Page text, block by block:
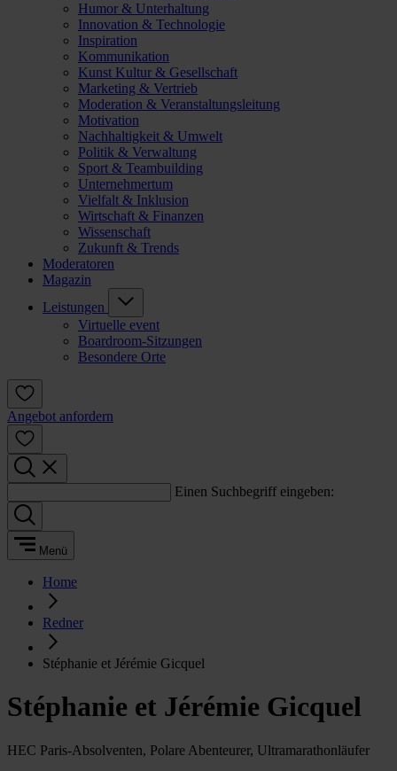
Humor & Unterhaltung
Innovation & Technologie
Inspiration
Kommunikation
Kunst Kultur & Gesellschaft
Marketing & Vertrieb
Moderation & Veranstaltungsleitung
Motivation
Nachhaltigkeit & Umwelt
Politik & Verwaltung
Sport & Teambuilding
Unternehmertum
Vielfalt & Inklusion
Wirtschaft & Finanzen
Wissenschaft
Zukunft & Trends
Moderatoren
Magazin
Leistungen
Virtuelle event
Boardroom-Sitzungen
Besondere Orte
Angebot anfordern
Einen Suchbegriff eingeben:
Menü
Home
Redner
Stéphanie et Jérémie Gicquel
Stéphanie et Jérémie Gicquel
HEC Paris-Absolventen, Polare Abenteurer, Ultramarathonläufer